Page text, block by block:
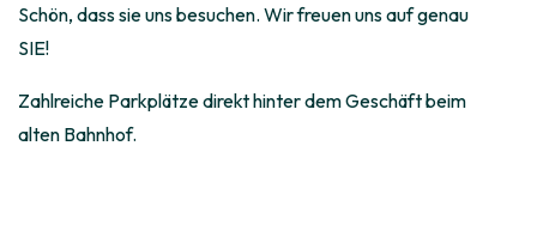
Schön, dass sie uns besuchen. Wir freuen uns auf genau
SIE!
Zahlreiche Parkplätze direkt hinter dem Geschäft beim
alten Bahnhof.